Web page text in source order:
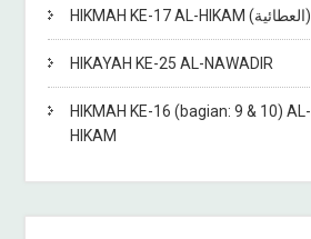
HIKMAH KE-17 AL-HIKAM (العطائية)
HIKAYAH KE-25 AL-NAWADIR
HIKMAH KE-16 (bagian: 9 & 10) AL-
HIKAM